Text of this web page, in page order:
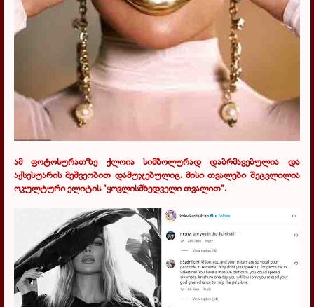
ამ ფოტოსურათზე ქლოია სიმბოლურად დაბრმავებულია და
აქსესუარის მეშვეობით დამუჯებულიც. მისი თვალები შეცვლილია
ოკულტური ელიტის "ყოვლისმხედველი თვალით".